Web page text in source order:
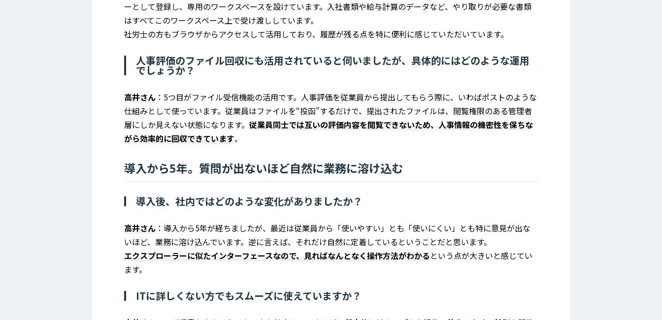
ーとして登録し、専用のワークスペースを設けています。入社書類や給与計算のデータなど、やり取りが必要な書類
はすべてこのワークスペース上で受け渡ししています。
社労士の方もブラウザからアクセスして活用しており、履歴が残る点を特に便利に感じていただいています。
人事評価のファイル回収にも活用されていると伺いましたが、具体的にはどのような運用
でしょうか？
高井さん ：5つ目がファイル受信機能の活用です。人事評価を従業員から提出してもらう際に、いわばポストのような
仕組みとして使っています。従業員はファイルを“投函”するだけで、提出されたファイルは、閲覧権限のある管理者
層にしか見えない状態になります。 従業員同士では互いの評価内容を閲覧できないため、人事情報の機密性を保ちな
がら効率的に回収できています。
導入から5年。質問が出ないほど自然に業務に溶け込む
導入後、社内ではどのような変化がありましたか？
高井さん ：導入から5年が経ちましたが、最近は従業員から「使いやすい」とも「使いにくい」とも特に意見が出な
いほど、業務に溶け込んでいます。逆に言えば、それだけ自然に定着しているということだと思います。
エクスプローラーに似たインターフェースなので、見ればなんとなく操作方法がわかる という点が大きいと感じてい
ます。
ITに詳しくない方でもスムーズに使えていますか？